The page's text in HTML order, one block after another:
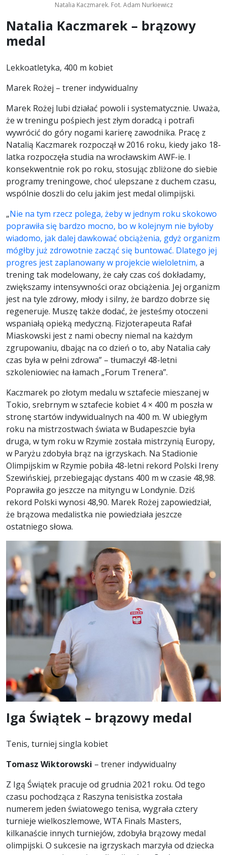
Natalia Kaczmarek. Fot. Adam Nurkiewicz
Natalia Kaczmarek – brązowy
medal
Lekkoatletyka, 400 m kobiet
Marek Rożej – trener indywidualny
Marek Rożej lubi działać powoli i systematycznie. Uważa,
że w treningu pośpiech jest złym doradcą i potrafi
wywrócić do góry nogami karierę zawodnika. Pracę z
Natalią Kaczmarek rozpoczął w 2016 roku, kiedy jako 18-
latka rozpoczęła studia na wrocławskim AWF-ie. I
konsekwentnie rok po roku, stosując zbliżone do siebie
programy treningowe, choć ulepszane z duchem czasu,
wspólnie doszli do celu jakim jest medal olimpijski.
„Nie na tym rzecz polega, żeby w jednym roku skokowo
poprawiła się bardzo mocno, bo w kolejnym nie byłoby
wiadomo, jak dalej dawkować obciążenia, gdyż organizm
mógłby już zdrowotnie zacząć się buntować. Dlatego jej
progres jest zaplanowany w projekcie wieloletnim, a
trening tak modelowany, że cały czas coś dokładamy,
zwiększamy intensywności oraz obciążenia. Jej organizm
jest na tyle zdrowy, młody i silny, że bardzo dobrze się
regeneruje. Muszę także dodać, że jesteśmy otoczeni
wspaniałą opieką medyczną. Fizjoterapeuta Rafał
Miaskowski jest z nami obecny niemal na każdym
zgrupowaniu, dbając na co dzień o to, aby Natalia cały
czas była w pełni zdrowa” – tłumaczył 48-letni
szkoleniowiec na łamach „Forum Trenera”.
Kaczmarek po złotym medalu w sztafecie mieszanej w
Tokio, srebrnym w sztafecie kobiet 4 × 400 m poszła w
stronę startów indywidualnych na 400 m. W ubiegłym
roku na mistrzostwach świata w Budapeszcie była
druga, w tym roku w Rzymie została mistrzynią Europy,
w Paryżu zdobyła brąz na igrzyskach. Na Stadionie
Olimpijskim w Rzymie pobiła 48-letni rekord Polski Ireny
Szewińskiej, przebiegając dystans 400 m w czasie 48,98.
Poprawiła go jeszcze na mityngu w Londynie. Dziś
rekord Polski wynosi 48,90. Marek Rożej zapowiedział,
że brązowa medalistka nie powiedziała jeszcze
ostatniego słowa.
Iga Świątek – brązowy medal
Tenis, turniej singla kobiet
Tomasz Wiktorowski – trener indywidualny
Z Igą Świątek pracuje od grudnia 2021 roku. Od tego
czasu pochodząca z Raszyna tenisistka została
numerem jeden światowego tenisa, wygrała cztery
turnieje wielkoszlemowe, WTA Finals Masters,
kilkanaście innych turniejów, zdobyła brązowy medal
olimpijski. O sukcesie na igrzyskach marzyła od dziecka